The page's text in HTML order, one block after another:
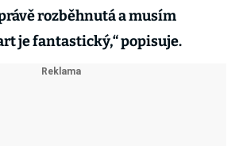
rozběhnutá a musím
je fantastický,“ popisuje.